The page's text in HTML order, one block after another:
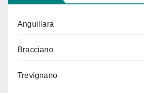
Anguillara
Bracciano
Trevignano